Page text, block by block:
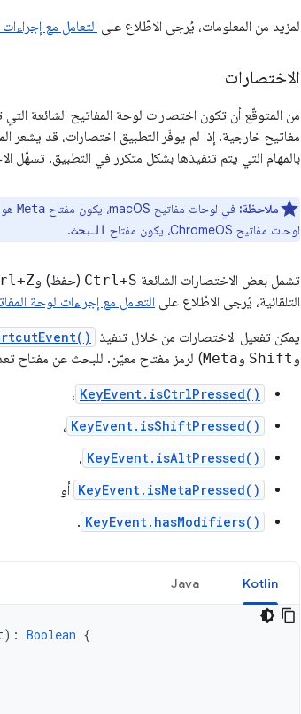
لمزيد من المعلومات، يُرجى الاطّلاع على التعامل مع
الاختصارات
من المتوقّع أن تكون اختصارات لوحة المفاتيح الشائعة
مفاتيح خارجية. إذا لم يوفّر التطبيق اختصارات، قد يشعر
بالمهام التي يتم تنفيذها بشكل متكرر في التطبيق. تسهّل
ملاحظة: في لوحات مفاتيح macOS، يكون مفتاح Meta
لوحات مفاتيح ChromeOS، يكون مفتاح
البحث.
تشمل بعض الاختصارات الشائعة Ctrl+S (حفظ) و
التلقائية، يُرجى الاطّلاع على التعامل مع إجراءات لوحة
يمكن تفعيل الاختصارات من خلال تنفيذ
و Shift وMeta) لرمز مفتاح معيّن. للبحث عن مفتاح
KeyEvent.isCtrlPressed() ،
KeyEvent.isShiftPressed() ،
KeyEvent.isAltPressed() ،
KeyEvent.isMetaPressed() أو
KeyEvent.hasModifiers()
.
Kotlin
Java
): Boolean {